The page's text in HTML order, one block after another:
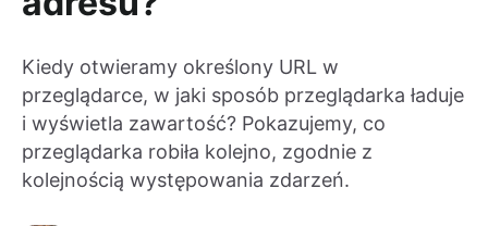
Kiedy otwieramy określony URL w
przeglądarce, w jaki sposób przeglądarka ładuje
i wyświetla zawartość? Pokazujemy, co
przeglądarka robiła kolejno, zgodnie z
kolejnością występowania zdarzeń.